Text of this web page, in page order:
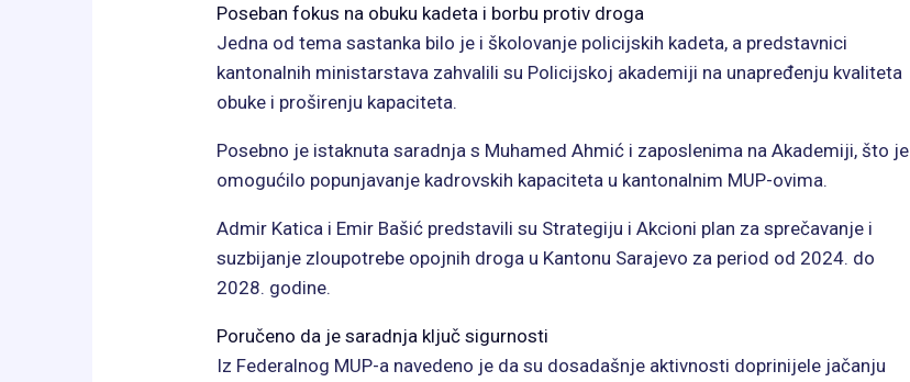
Poseban fokus na obuku kadeta i borbu protiv droga
Jedna od tema sastanka bilo je i školovanje policijskih kadeta, a predstavnici
kantonalnih ministarstava zahvalili su Policijskoj akademiji na unapređenju kvaliteta
obuke i proširenju kapaciteta.
Posebno je istaknuta saradnja s Muhamed Ahmić i zaposlenima na Akademiji, što je
omogućilo popunjavanje kadrovskih kapaciteta u kantonalnim MUP-ovima.
Admir Katica i Emir Bašić predstavili su Strategiju i Akcioni plan za sprečavanje i
suzbijanje zloupotrebe opojnih droga u Kantonu Sarajevo za period od 2024. do
2028. godine.
Poručeno da je saradnja ključ sigurnosti
Iz Federalnog MUP-a navedeno je da su dosadašnje aktivnosti doprinijele jačanju